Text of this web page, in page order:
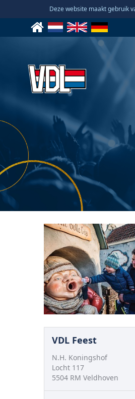
Deze website maakt gebruik
VDL Feest
N.H. Koningshof
Locht 117
5504 RM Veldhoven